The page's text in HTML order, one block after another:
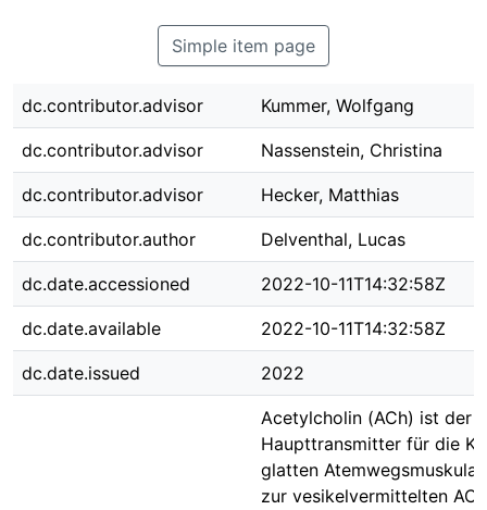
Simple item page
dc.contributor.advisor Kummer, Wolfgang
dc.contributor.advisor Nassenstein, Christina
dc.contributor.advisor Hecker, Matthias
dc.contributor.author Delventhal, Lucas
dc.date.accessioned 2022-10-11T14:32:58Z
dc.date.available 2022-10-11T14:32:58Z
dc.date.issued 2022
Acetylcholin (ACh) ist der
Haupttransmitter für die
glatten
zur vesikelvermittelten